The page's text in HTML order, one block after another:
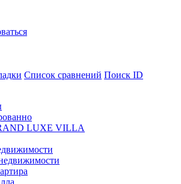
Список сравнений Поиск ID
LUXE VILLA